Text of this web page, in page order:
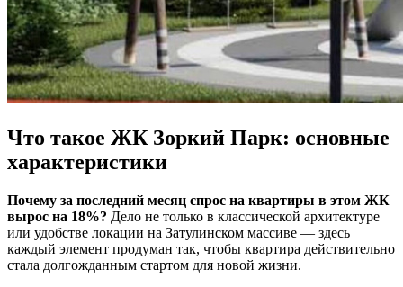
Что такое ЖК Зоркий Парк: основные
характеристики
Почему за последний месяц спрос на квартиры в этом ЖК
вырос на 18%? Дело не только в классической архитектуре
или удобстве локации на Затулинском массиве — здесь
каждый элемент продуман так, чтобы квартира действительно
стала долгожданным стартом для новой жизни.